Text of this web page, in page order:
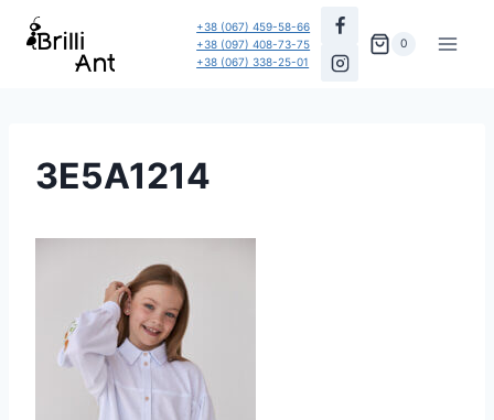
Перейти
+38 (067) 459-58-66
+38 (097) 408-73-75
+38 (067) 338-25-01
0
3E5A1214